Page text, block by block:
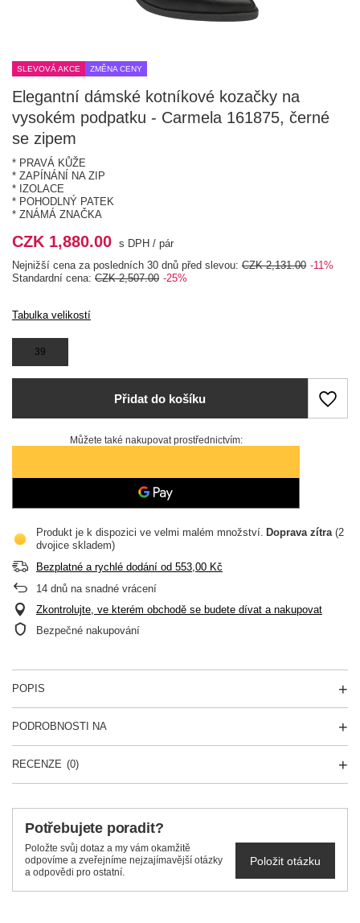
SLEVOVÁ AKCE ZMĚNA CENY
Elegantní dámské kotníkové kozačky na
vysokém podpatku - Carmela 161875, černé
se zipem
* PRAVÁ KŮŽE
* ZAPÍNÁNÍ NA ZIP
* IZOLACE
* POHODLNÝ PATEK
* ZNÁMÁ ZNAČKA
39
Tabulka velikostí
CZK 1,880.00 s DPH / pár
Nejnižší cena za posledních 30 dnů před slevou: CZK 2,131.00 -11%
Standardní cena: CZK 2,507.00 -25%
Přidat do košíku
Můžete také nakupovat prostřednictvím:
Produkt je k dispozici ve velmi malém množství Doprava zítra (2
dvojice skladem)
Bezplatné a rychlé dodání od 553,00 Kč
14 dnů na snadné vrácení
Zkontrolujte, ve kterém obchodě se budete dívat a nakupovat
Bezpečné nakupování
POPIS
PODROBNOSTI NA
RECENZE (0)
Potřebujete poradit?
Položte svůj dotaz a my vám okamžitě
odpovíme a zveřejníme nejzajímavější otázky
a odpovědi pro ostatní.
Položit otázku